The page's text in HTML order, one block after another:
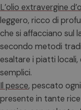
L’olio extravergine
leggero, ricco di
che si affacciano sul
secondo metodi
esaltare i piatti
semplici.
Il pesce, pescato
presente in tante